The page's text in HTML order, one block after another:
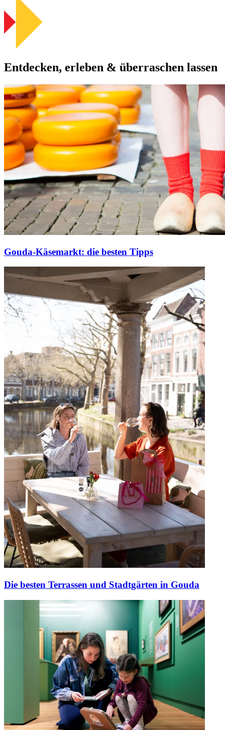
Entdecken, erleben & überraschen lassen
Gouda-Käsemarkt: die besten Tipps
Die besten Terrassen und Stadtgärten in Gouda